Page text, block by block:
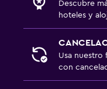
Sistema de
TV de pantalla plana
Descubre
hoteles y
Usa nuestro
con